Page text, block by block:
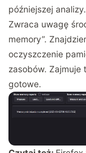
późniejszej analizy.
Zwraca uwagę
memory”.
oczyszczenie
zasobów. Zajmuje
gotowe.